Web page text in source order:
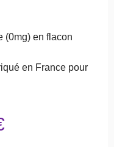
(0mg) en flacon
en France pour